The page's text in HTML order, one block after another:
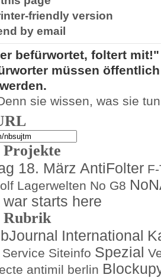
friendly version
by email
befürwortet, foltert
müssen
sie wissen, was sie tun
Projekte
18. März AntiFolter
Lagerwelten No G8
war starts here
Rubrik
International
Service Siteinfo Spezial
antimil berlin